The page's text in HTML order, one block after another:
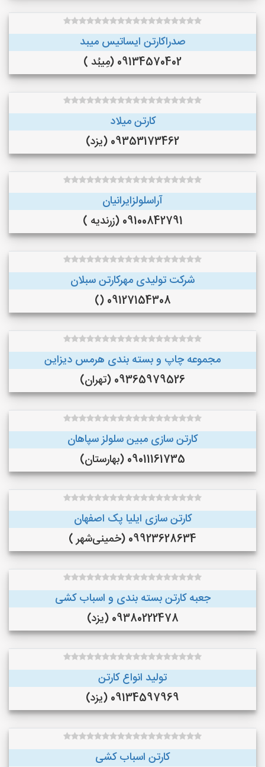
صدراکارتن ایساتیس میبد
09134570402 (مِیبُد )
کارتن میلاد
09353173462 (یزد)
آراسلولزایرانیان
09100842791 (زرندیه )
شرکت تولیدی مهرکارتن سبلان
09127154308 ()
مجموعه چاپ و بسته بندی هرمس دیزاین
09365979526 (تهران)
کارتن سازی مبین سلولز سپاهان
09011161735 (بهارستان)
کارتن سازی ایلیا پک اصفهان
09923628634 (خمینی‌شهر )
جعبه کارتن بسته بندی و اسباب کشی
09380222478 (یزد)
تولید انواع کارتن
09134597969 (یزد)
کارتن اسباب کشی